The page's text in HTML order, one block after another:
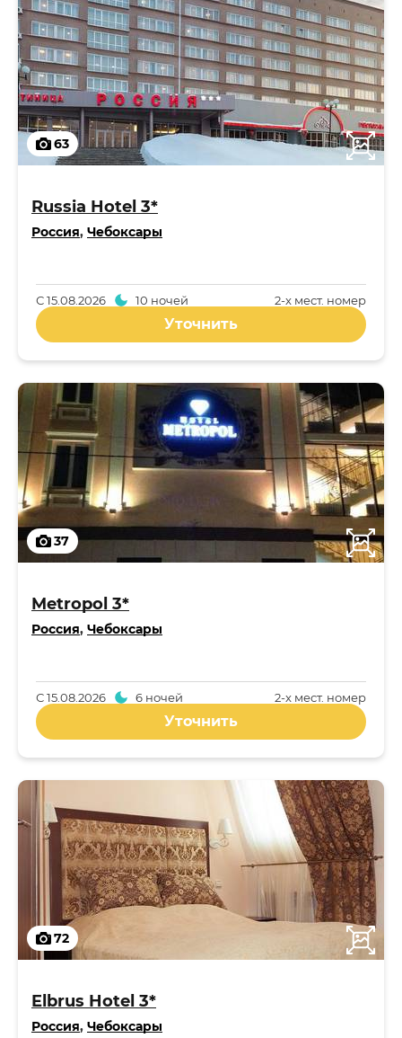
63
Russia Hotel 3*
Россия, Чебоксары
2-x мест. номер
С15.08.2026 10 ночей
Уточнить
37
Metropol 3*
Россия, Чебоксары
2-x мест. номер
С15.08.2026 6 ночей
Уточнить
72
Elbrus Hotel 3*
Россия, Чебоксары